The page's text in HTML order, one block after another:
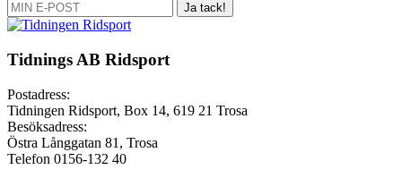
Ja tack!
Tidnings AB Ridsport
Postadress:
Tidningen Ridsport, Box 14, 619 21 Trosa
Besöksadress:
Östra Långgatan 81, Trosa
Telefon 0156-132 40